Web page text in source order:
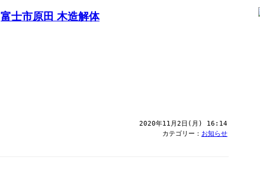
富士市原田 木造解体
2020年11月2日(月) 16:14
カテゴリー： お知らせ